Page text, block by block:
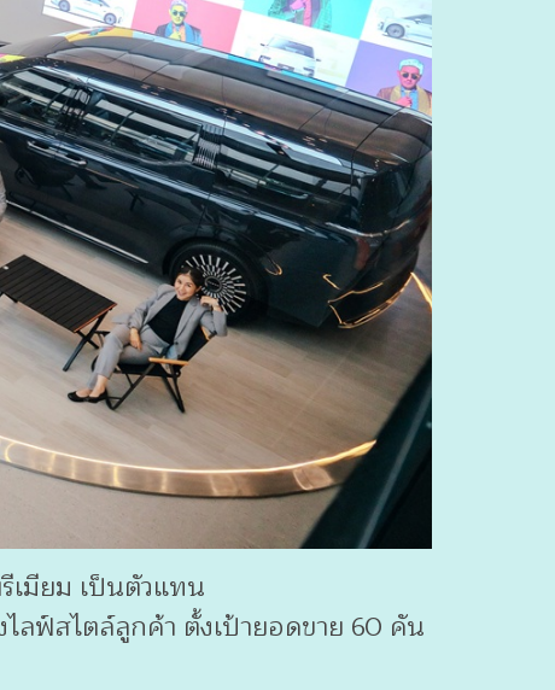
เมียม เป็นตัวแทน
ลฟ์สไตล์ลูกค้า ตั้งเป้ายอดขาย 60 คัน